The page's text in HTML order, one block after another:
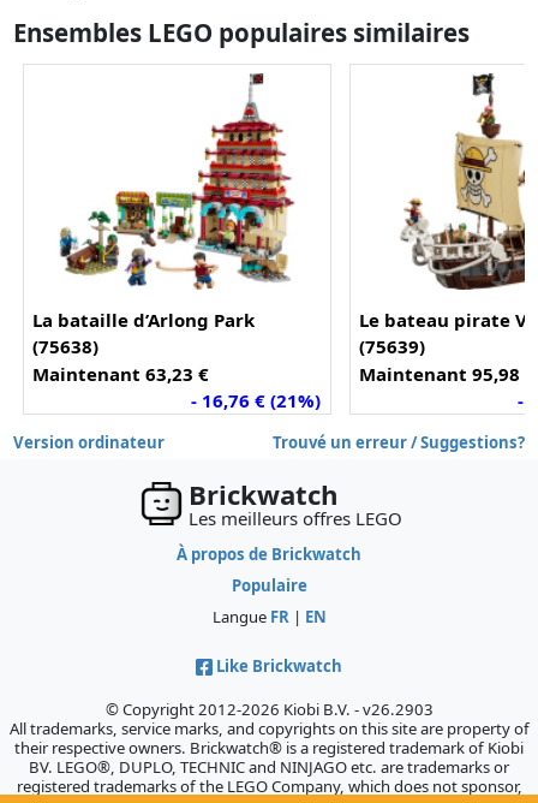
Ensembles LEGO populaires similaires
La bataille d’Arlong Park
(75638)
Maintenant 63,23 €
- 16,76 € (21%)
Le bateau pirate
(75639)
Maintenant 95,98 €
-
Version ordinateur Trouvé un erreur / Suggestions?
Brickwatch
Les meilleurs offres LEGO
À propos de Brickwatch
Populaire
Langue FR| EN
Like Brickwatch
© Copyright 2012-2026 Kiobi B.V. - v26.2903
All trademarks, service marks, and copyrights on this site are property of
their respective owners. Brickwatch® is a registered trademark of Kiobi
BV. LEGO®, DUPLO, TECHNIC and NINJAGO etc. are trademarks or
registered trademarks of the LEGO Company, which does not sponsor,